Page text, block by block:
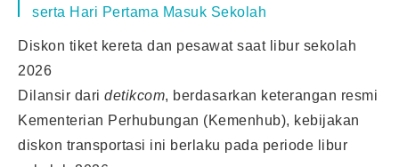
serta Hari Pertama Masuk Sekolah
Diskon tiket kereta dan pesawat saat libur sekolah
2026
Dilansir dari detikcom, berdasarkan keterangan resmi
Kementerian Perhubungan (Kemenhub), kebijakan
diskon transportasi ini berlaku pada periode libur